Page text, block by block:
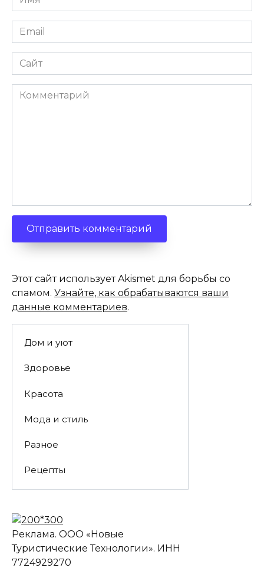
*
Email
*
Сайт
Комментарий
Этот сайт использует Akismet для борьбы со
спамом. Узнайте, как обрабатываются ваши
данные комментариев.
Дом и уют
Здоровье
Красота
Мода и стиль
Разное
Рецепты
Реклама. ООО «Новые
Туристические Технологии». ИНН
7724929270